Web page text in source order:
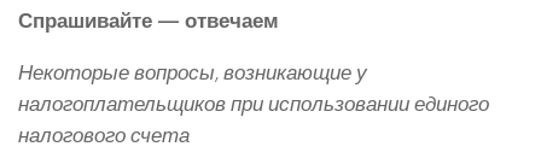
Спрашивайте — отвечаем
Некоторые вопросы, возникающие у
налогоплательщиков при использовании единого
налогового счета